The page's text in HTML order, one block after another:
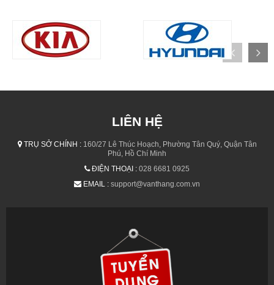
LIÊN HỆ
TRỤ SỞ CHÍNH :160/27 Lê Thúc Hoạch, Phường Tân Quý, Quận Tân
Phú, Hồ Chí Minh
ĐIỆN THOẠI : 028 6681 0925
EMAIL : support@vanthang.com.vn